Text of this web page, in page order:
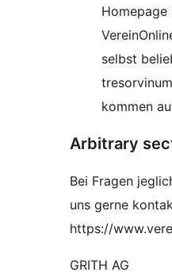
selbst
kommen
Arbitrary
Bei Fragen
uns gerne
https://
GRITH AG